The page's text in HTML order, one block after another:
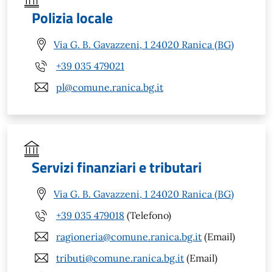
Polizia locale
Via G. B. Gavazzeni, 1 24020 Ranica (BG)
+39 035 479021
pl@comune.ranica.bg.it
Servizi finanziari e tributari
Via G. B. Gavazzeni, 1 24020 Ranica (BG)
+39 035 479018 (Telefono)
ragioneria@comune.ranica.bg.it (Email)
tributi@comune.ranica.bg.it (Email)